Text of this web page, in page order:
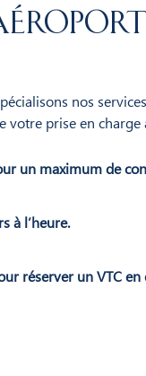
nos
prise en
un maximum de
à l’heure.
réserver un VTC en